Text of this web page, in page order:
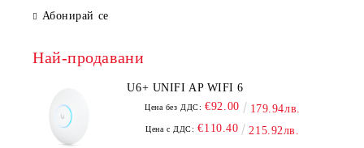
Абонирай се
Най-продавани
U6+ UNIFI AP WIFI 6
Цена без ДДС: €92.00 179.94лв.
Цена с ДДС: €110.40 215.92лв.